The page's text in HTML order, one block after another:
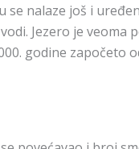
se nalaze još i
Jezero je veoma
godine započeto